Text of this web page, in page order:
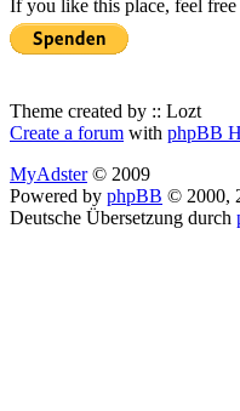
If you like this place, feel
Theme created by :: Lozt
Create a forum with phpBB
MyAdster© 2009
Powered by phpBB © 2000,
Deutsche Übersetzung durch